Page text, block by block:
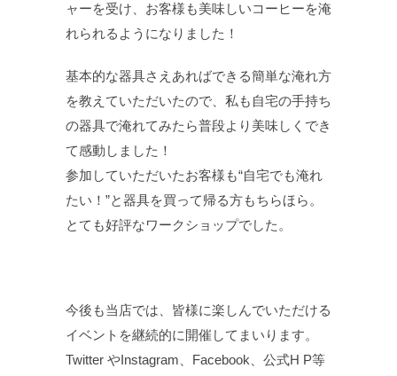
ャーを受け、お客様も美味しいコーヒーを淹
れられるようになりました！
基本的な器具さえあればできる簡単な淹れ方
を教えていただいたので、私も自宅の手持ち
の器具で淹れてみたら普段より美味しくでき
て感動しました！
参加していただいたお客様も“自宅でも淹れ
たい！”と器具を買って帰る方もちらほら。
とても好評なワークショップでした。
今後も当店では、皆様に楽しんでいただける
イベントを継続的に開催してまいります。
Twitter やInstagram、Facebook、公式H P等